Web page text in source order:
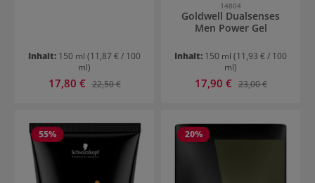
Inhalt: 150 ml (11,87 € / 100
ml)
Verkaufspreis:
17,80 € Regulärer Preis:
22,50 €
14804
Goldwell Dualsenses
Men Power Gel
Inhalt: 150 ml (11,93 € / 100
ml)
Verkaufspreis:
17,90 € Regulärer Preis:
23,00 €
55% 20%